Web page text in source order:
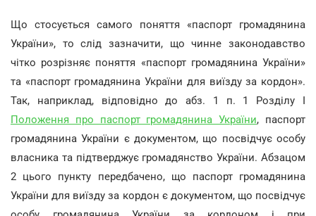
Що стосується самого поняття «паспорт громадянина
України», то слід зазначити, що чинне законодавство
чітко розрізняє поняття «паспорт громадянина України»
та «паспорт громадянина України для виїзду за кордон».
Так, наприклад, відповідно до абз. 1 п. 1 Розділу І
Положення про паспорт громадянина України, паспорт
громадянина України є документом, що посвідчує особу
власника та підтверджує громадянство України. Абзацом
2 цього пункту передбачено, що паспорт громадянина
України для виїзду за кордон є документом, що посвідчує